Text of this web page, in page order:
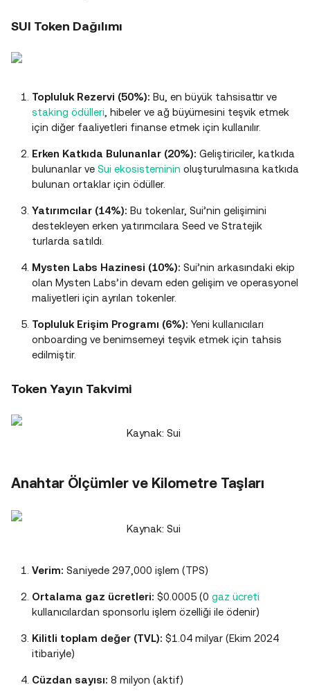
SUI Token Dağılımı
Topluluk Rezervi (50%): Bu, en büyük tahsisattır ve
staking ödülleri , hibeler ve ağ büyümesini teşvik etmek
için diğer faaliyetleri finanse etmek için kullanılır.
Erken Katkıda Bulunanlar (20%): Geliştiriciler, katkıda
bulunanlar ve Sui ekosisteminin oluşturulmasına katkıda
bulunan ortaklar için ödüller.
Yatırımcılar (14%): Bu tokenlar, Sui’nin gelişimini
destekleyen erken yatırımcılara Seed ve Stratejik
turlarda satıldı.
Mysten Labs Hazinesi (10%): Sui’nin arkasındaki ekip
olan Mysten Labs’in devam eden gelişim ve operasyonel
maliyetleri için ayrılan tokenler.
Topluluk Erişim Programı (6%): Yeni kullanıcıları
onboarding ve benimsemeyi teşvik etmek için tahsis
edilmiştir​.
Token Yayın Takvimi
Kaynak: Sui
Anahtar Ölçümler ve Kilometre Taşları
Kaynak: Sui
Verim: Saniyede 297,000 işlem (TPS)
Ortalama gaz ücretleri: $0.0005 (0 gaz ücreti
kullanıcılardan sponsorlu işlem özelliği ile ödenir)
Kilitli toplam değer (TVL): $1.04 milyar (Ekim 2024
itibariyle)
Cüzdan sayısı: 8 milyon (aktif)